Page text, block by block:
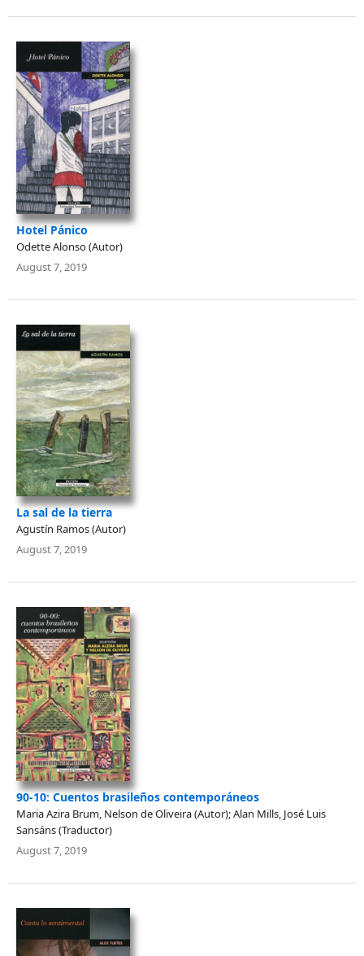
Hotel Pánico
Odette Alonso (Autor)
August 7, 2019
La sal de la tierra
Agustín Ramos (Autor)
August 7, 2019
90-10: Cuentos brasileños contemporáneos
Maria Azira Brum, Nelson de Oliveira (Autor); Alan Mills, José Luis
Sansáns (Traductor)
August 7, 2019